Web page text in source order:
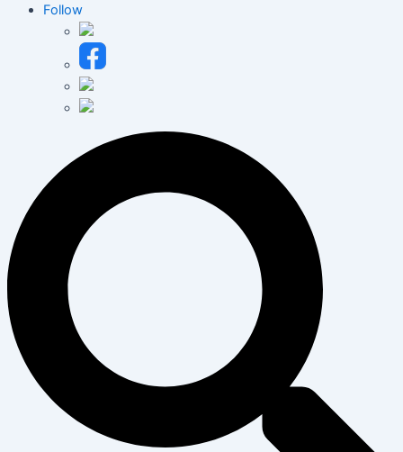
Follow